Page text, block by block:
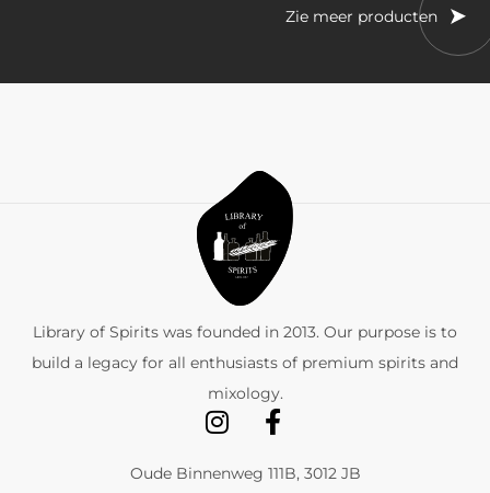
Zie meer producten
Library of Spirits was founded in 2013. Our purpose is to
build a legacy for all enthusiasts of premium spirits and
mixology.
Oude Binnenweg 111B, 3012 JB